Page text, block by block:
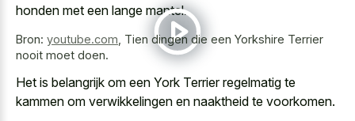
honden met een lange mantel.
Bron: youtube.com Tien dingen die een Yorkshire Terrier
nooit moet doen.
Het is belangrijk om een York Terrier regelmatig te
kammen om verwikkelingen en naaktheid te voorkomen.